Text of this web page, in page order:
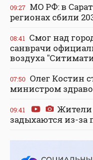
09:27 МО РФ: в
регионах сбили
08:41 Смог над
санврачи
воздуха
07:50 Олег Костин
министром
09:41
Жители
задыхаются из-за